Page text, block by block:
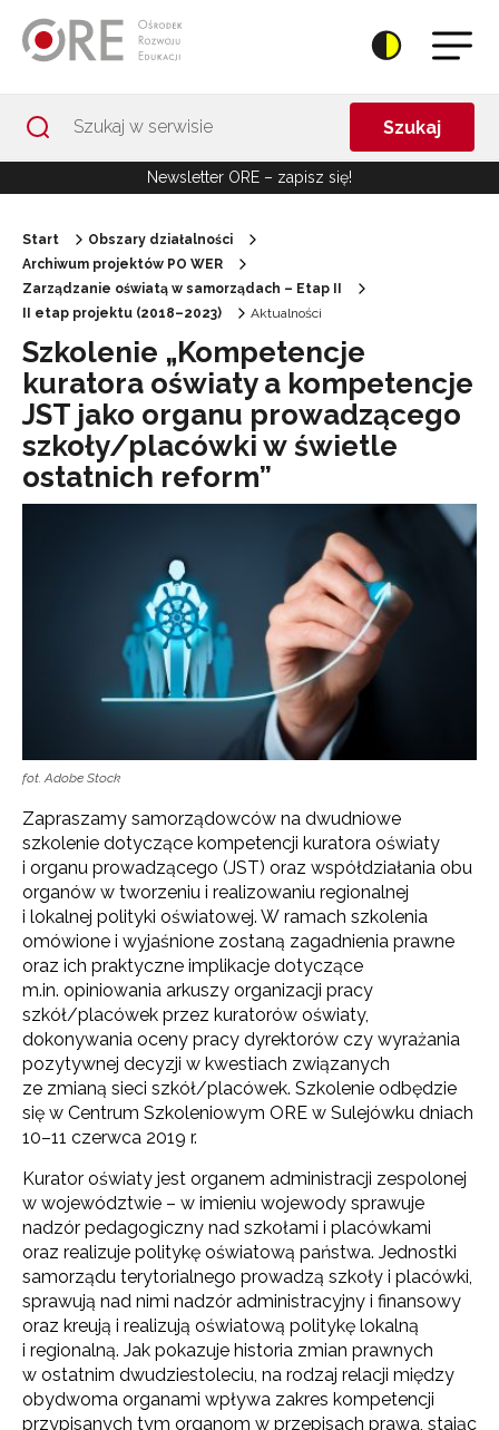
Szukaj
Newsletter ORE – zapisz się!
Start
Obszary działalności
Archiwum projektów PO WER
Zarządzanie oświatą w samorządach – Etap II
II etap projektu (2018–2023)
Aktualności
Szkolenie „Kompetencje
kuratora oświaty a kompetencje
JST jako organu prowadzącego
szkoły/placówki w świetle
ostatnich reform”
fot. Adobe Stock
Zapraszamy samorządowców na dwudniowe
szkolenie dotyczące kompetencji kuratora oświaty
i organu prowadzącego (JST) oraz współdziałania obu
organów w tworzeniu i realizowaniu regionalnej
i lokalnej polityki oświatowej. W ramach szkolenia
omówione i wyjaśnione zostaną zagadnienia prawne
oraz ich praktyczne implikacje dotyczące
m.in. opiniowania arkuszy organizacji pracy
szkół/placówek przez kuratorów oświaty,
dokonywania oceny pracy dyrektorów czy wyrażania
pozytywnej decyzji w kwestiach związanych
ze zmianą sieci szkół/placówek. Szkolenie odbędzie
się w Centrum Szkoleniowym ORE w Sulejówku dniach
10–11 czerwca 2019 r.
Kurator oświaty jest organem administracji zespolonej
w województwie – w imieniu wojewody sprawuje
nadzór pedagogiczny nad szkołami i placówkami
oraz realizuje politykę oświatową państwa. Jednostki
samorządu terytorialnego prowadzą szkoły i placówki,
sprawują nad nimi nadzór administracyjny i finansowy
oraz kreują i realizują oświatową politykę lokalną
i regionalną. Jak pokazuje historia zmian prawnych
w ostatnim dwudziestoleciu, na rodzaj relacji między
obydwoma organami wpływa zakres kompetencji
przypisanych tym organom w przepisach prawa, stając